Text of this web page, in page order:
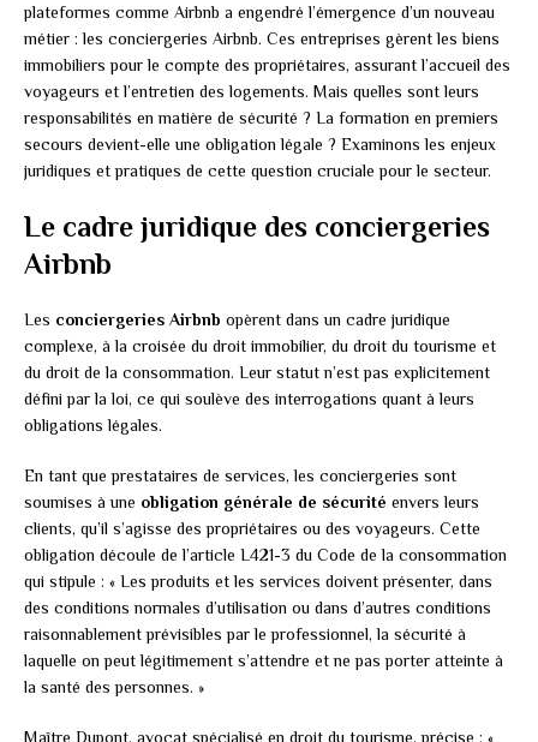
plateformes comme Airbnb a engendré l’émergence d’un nouveau
métier : les conciergeries Airbnb. Ces entreprises gèrent les biens
immobiliers pour le compte des propriétaires, assurant l’accueil des
voyageurs et l’entretien des logements. Mais quelles sont leurs
responsabilités en matière de sécurité ? La formation en premiers
secours devient-elle une obligation légale ? Examinons les enjeux
juridiques et pratiques de cette question cruciale pour le secteur.
Le cadre juridique des conciergeries
Airbnb
Les conciergeries Airbnb opèrent dans un cadre juridique
complexe, à la croisée du droit immobilier, du droit du tourisme et
du droit de la consommation. Leur statut n’est pas explicitement
défini par la loi, ce qui soulève des interrogations quant à leurs
obligations légales.
En tant que prestataires de services, les conciergeries sont
soumises à une obligation générale de sécurité envers leurs
clients, qu’il s’agisse des propriétaires ou des voyageurs. Cette
obligation découle de l’article L421-3 du Code de la consommation
qui stipule : « Les produits et les services doivent présenter, dans
des conditions normales d’utilisation ou dans d’autres conditions
raisonnablement prévisibles par le professionnel, la sécurité à
laquelle on peut légitimement s’attendre et ne pas porter atteinte à
la santé des personnes. »
Maître Dupont, avocat spécialisé en droit du tourisme, précise : «